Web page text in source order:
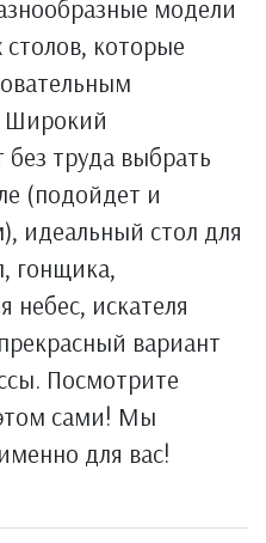
модели
которые
Широкий
без труда выбрать
(подойдет и
идеальный стол для
гонщика,
небес, искателя
вариант
Посмотрите
сами! Мы
для вас!